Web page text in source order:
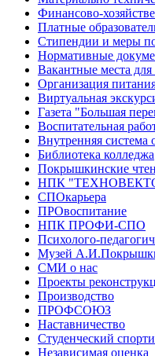
Финансово-
Платные
Стипендии и меры
Нормативные
Вакантные места
Организация
Виртуальная
Газета "Большая
Воспитательная
Внутренняя система
Библиотека колледжа
Покрышкинские
НПК
СПОкарьера
ПРОвоспитание
НПК ПРОФИ-СПО
Психолого-
Музей
СМИ о нас
Проекты
Производство
ПРОФСОЮЗ
Наставничество
Студенческий
Независимая оценка